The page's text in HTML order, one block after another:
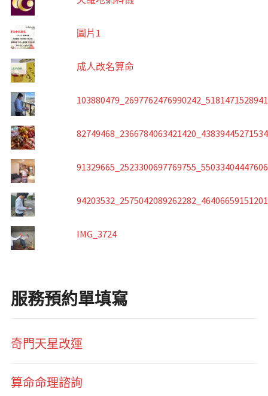
圖片1
成人改名算命
IMG_3724
服務預約單填寫
奇門天星改運
算命命理諮詢